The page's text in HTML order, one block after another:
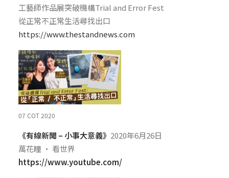
工藝師作品展突破機構Trial and Error Fest
從正常不正常生活尋找出口
https://www.thestandnews.com
07 COT 2020
《有線新聞 – 小事大意義》 2020年6月26日
萬花瞳 · 看世界
https://www.youtube.com/